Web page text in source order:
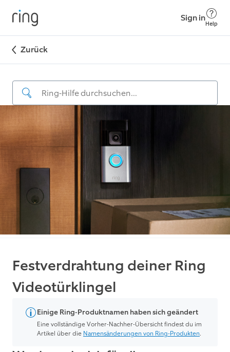
Sign in
Help
Zurück
Festverdrahtung deiner Ring
Videotürklingel
Einige Ring-Produktnamen haben sich geändert
Eine vollständige Vorher-Nachher-Übersicht findest du im
Artikel über die Namensänderungen von Ring-Produkten.